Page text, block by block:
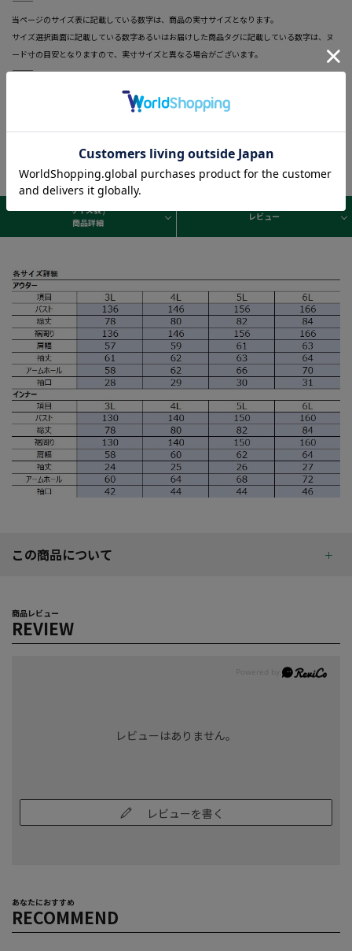
当ページのサイズ表に記載している数字は、商品の実寸サイズとなります。
サイズ選択画面に記載している数字あるいはお届けした商品タグに記載している数字は、ヌ
ード寸の目安となりますので、実寸サイズと異なる場合がございます。
―――――――――――――――――――――――
サイズ表 /
商品詳細
レビュー
この商品について
商品レビュー
REVIEW
レビューはありません。
レビューを書く
あなたにおすすめ
RECOMMEND